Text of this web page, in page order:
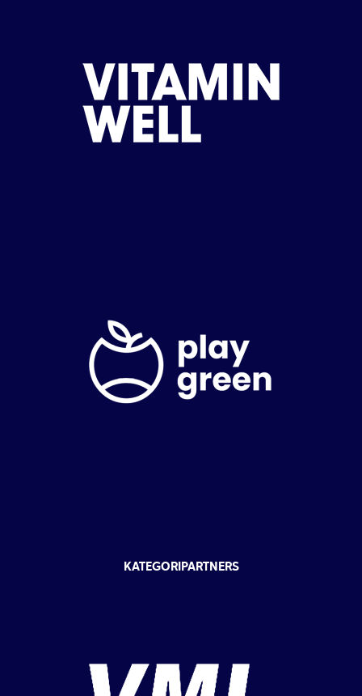
KATEGORIPARTNERS